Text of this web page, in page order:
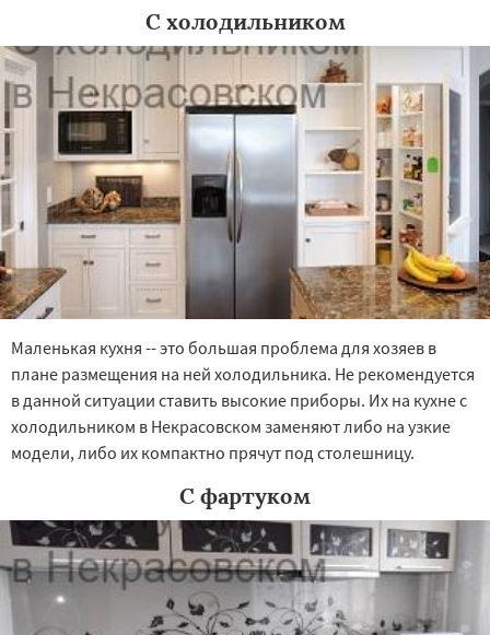
С холодильником
Маленькая кухня -- это большая проблема для хозяев в
плане размещения на ней холодильника. Не рекомендуется
в данной ситуации ставить высокие приборы. Их на кухне с
холодильником в Некрасовском заменяют либо на узкие
модели, либо их компактно прячут под столешницу.
С фартуком